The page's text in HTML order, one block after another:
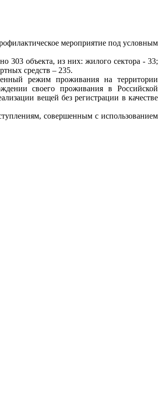
мероприятие под условным
303 объекта, из них: жилого сектора - 33;
средств – 235.
режим проживания на территории
своего проживания в Российской
вещей без регистрации в качестве
совершенным с использованием